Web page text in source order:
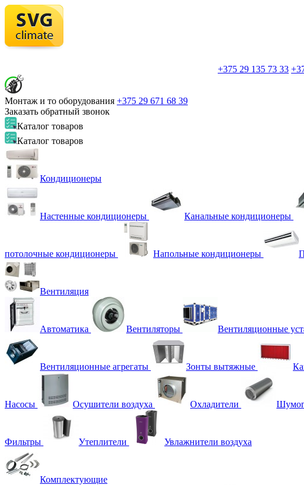
+375 29 135 73 33
Монтаж и то оборудования +375 29 671 68 39
Заказать обратный звонок
Каталог товаров
Каталог товаров
Кондиционеры
Настенные кондиционеры Канальные кондиционеры
потолочные кондиционеры Напольные кондиционеры
Вентиляция
Автоматика Вентиляторы Вентиляционные
Вентиляционные агрегаты Зонты вытяжные
Насосы Осушители воздуха Охладители
Фильтры Утеплители Увлажнители воздуха
Комплектующие